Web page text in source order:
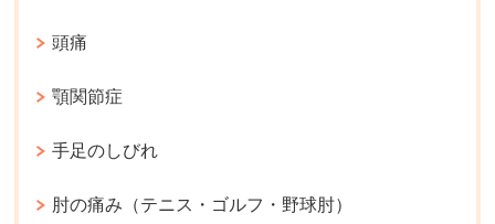
頭痛
顎関節症
手足のしびれ
肘の痛み（テニス・ゴルフ・野球肘）